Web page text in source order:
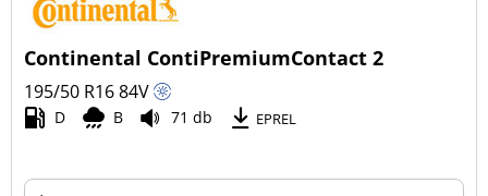
Continental ContiPremiumContact 2
195/50 R1684V
D B 71 db EPREL